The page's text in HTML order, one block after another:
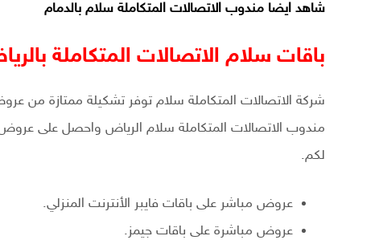
شاهد ايضا مندوب الاتصالات المتكاملة سلام بالدمام
باقات سلام الاتصالات المتكاملة
شركة الاتصالات المتكاملة سلام توفر تشكيلة ممتازة من
مندوب الاتصالات المتكاملة سلام الرياض واحصل على عروض
لكم.
عروض مباشر على باقات فايبر الأنترنت المنزلي.
عروض مباشرة على باقات جيمز.